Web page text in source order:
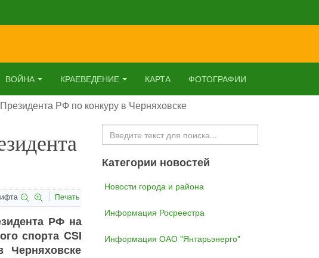
ВОЙНА КРАЕВЕДЕНИЕ КАРТА ФОТОГРАФИИ
РФ по конкуру в Черняховске
Печать
РФ на
спорта CSI
Черняховске
Искать...
Категории новостей
Новости города и района
Информация Росреестра
Информация ОАО "Янтарьэнерго"